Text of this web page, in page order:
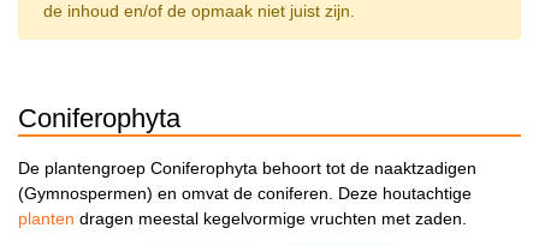
de inhoud en/of de opmaak niet juist zijn.
Coniferophyta
De plantengroep Coniferophyta behoort tot de naaktzadigen
(Gymnospermen) en omvat de coniferen. Deze houtachtige
planten dragen meestal kegelvormige vruchten met zaden.